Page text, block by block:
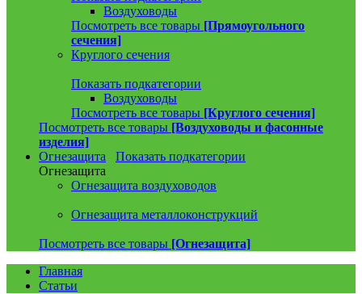
Воздуховоды
Посмотреть все товары [Прямоугольного
сечения]
Круглого сечения
Показать подкатегории
Воздуховоды
Посмотреть все товары [Круглого сечения]
Посмотреть все товары [Воздуховоды и фасонные
изделия]
Огнезащита
Показать подкатегории
Огнезащита
Огнезащита воздуховодов
Огнезащита металлоконструкций
Посмотреть все товары [Огнезащита]
Главная
Статьи